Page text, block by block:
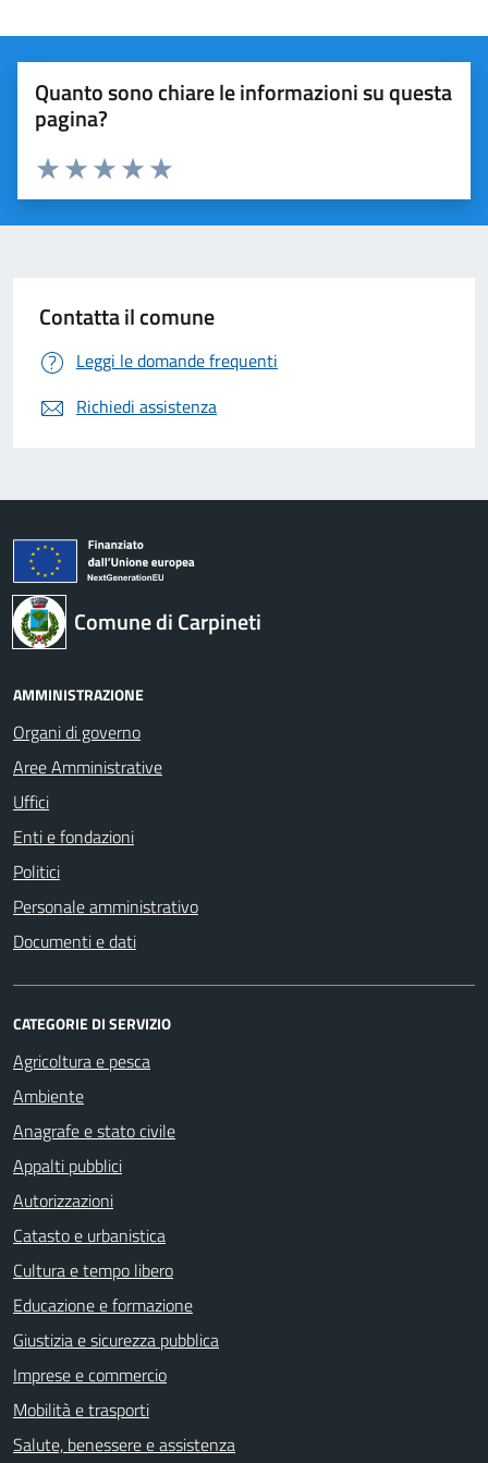
Quanto sono chiare le informazioni su questa
pagina?
Valuta 5 stelle su 5
Valuta 4 stelle su 5
Valuta 3 stelle su 5
Valuta 2 stelle su 5
Valuta 1 stelle su 5
Contatta il comune
Leggi le domande frequenti
Richiedi assistenza
Comune di Carpineti
AMMINISTRAZIONE
Organi di governo
Aree Amministrative
Uffici
Enti e fondazioni
Politici
Personale amministrativo
Documenti e dati
CATEGORIE DI SERVIZIO
Agricoltura e pesca
Ambiente
Anagrafe e stato civile
Appalti pubblici
Autorizzazioni
Catasto e urbanistica
Cultura e tempo libero
Educazione e formazione
Giustizia e sicurezza pubblica
Imprese e commercio
Mobilità e trasporti
Salute, benessere e assistenza